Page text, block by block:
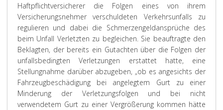
Haftpflichtversicherer die Folgen eines von ihrem
Versicherungsnehmer verschuldeten Verkehrsunfalls zu
regulieren und dabei die Schmerzengeldansprüche des
beim Unfall Verletzten zu begleichen. Sie beauftragte den
Beklagten, der bereits ein Gutachten über die Folgen der
unfallsbedingten Verletzungen erstattet hatte, eine
Stellungnahme darüber abzugeben, „ob es angesichts der
Fahrzeugbeschädigung bei angelegtem Gurt zu einer
Minderung der Verletzungsfolgen und bei nicht
verwendetem Gurt zu einer Vergrößerung kommen hätte